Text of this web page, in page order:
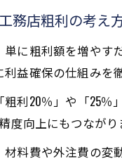
務店粗利の考え
に粗利額を増やす
益確保の仕組みを
利20％」や「25
度向上にもつながり
料費や外注費の変